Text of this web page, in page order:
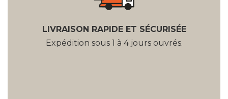
LIVRAISON RAPIDE ET SÉCURISÉE
Expédition sous 1 à 4 jours ouvrés.